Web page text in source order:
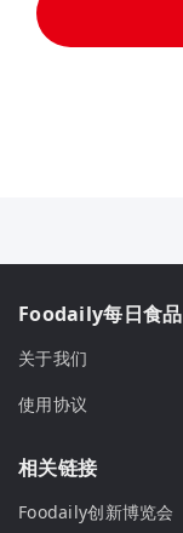
Foodaily每日食品
关于我们
使用协议
相关链接
Foodaily创新博览会